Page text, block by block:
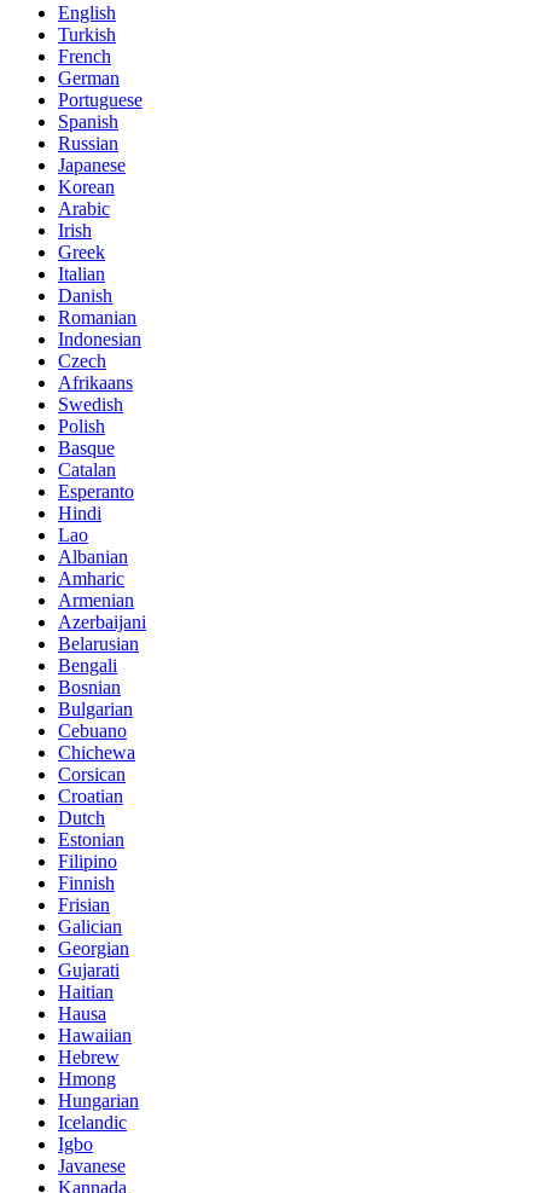
English
Turkish
French
German
Portuguese
Spanish
Russian
Japanese
Korean
Arabic
Irish
Greek
Italian
Danish
Romanian
Indonesian
Czech
Afrikaans
Swedish
Polish
Basque
Catalan
Esperanto
Hindi
Lao
Albanian
Amharic
Armenian
Azerbaijani
Belarusian
Bengali
Bosnian
Bulgarian
Cebuano
Chichewa
Corsican
Croatian
Dutch
Estonian
Filipino
Finnish
Frisian
Galician
Georgian
Gujarati
Haitian
Hausa
Hawaiian
Hebrew
Hmong
Hungarian
Icelandic
Igbo
Javanese
Kannada